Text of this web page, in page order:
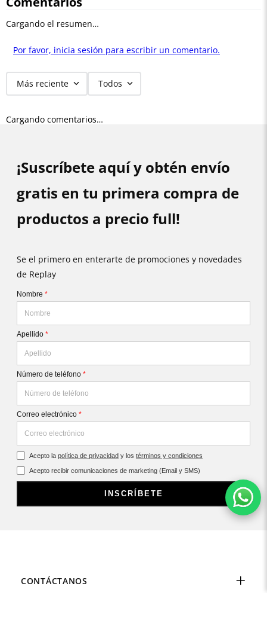
Cargando el resumen…
Por favor, inicia sesión para escribir un comentario.
Más reciente Todos
Cargando comentarios…
¡Suscríbete aquí y obtén envío
gratis en tu primera compra de
productos a precio full!
Se el primero en enterarte de promociones y novedades
de Replay
Nombre *
Apellido *
Número de teléfono *
Correo electrónico *
Acepto la política de privacidad y los términos y condiciones
Acepto recibir comunicaciones de marketing (Email y SMS)
INSCRÍBETE
CONTÁCTANOS